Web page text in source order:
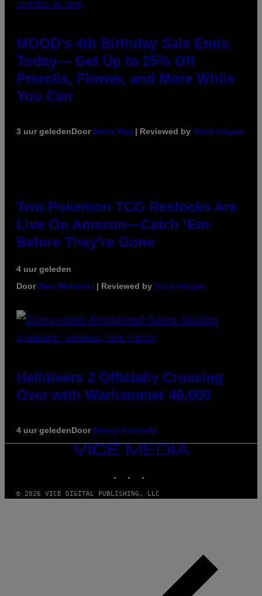
COURTESY OF MOOD
MOOD’s 4th Birthday Sale Ends
Today— Get Up to 25% Off
Prerolls, Flower, and More While
You Can
3 uur geledenDoor Maha Haq | Reviewed by Ysolt Usigan
Two Pokemon TCG Restocks Are
Live On Amazon—Catch ‘Em
Before They’re Gone
4 uur geleden
DoorSam Watanuki | Reviewed by Ysolt Usigan
SCREENSHOT: ARROWHEAD GAME STUDIOS
Helldivers 2 Officially Crossing
Over with Warhammer 40,000
4 uur geledenDoor Denny Connolly
VICE
© 2026 VICE DIGITAL PUBLISHING, LLC